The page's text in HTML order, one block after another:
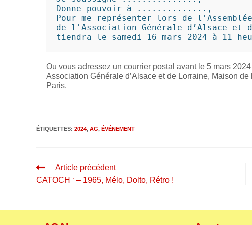
Donne pouvoir à ..............,
Pour me représenter lors de
de l'Association Générale d’Alsace et
tiendra le samedi 16 mars 2024 à 11
Ou vous adressez un courrier postal avant le 5 mars
Association Générale d’Alsace et de Lorraine, Maison
Paris.
ÉTIQUETTES: 2024, AG, ÉVÉNEMENT
Article précédent
CATOCH ‘ – 1965, Mélo, Dolto, Rétro !